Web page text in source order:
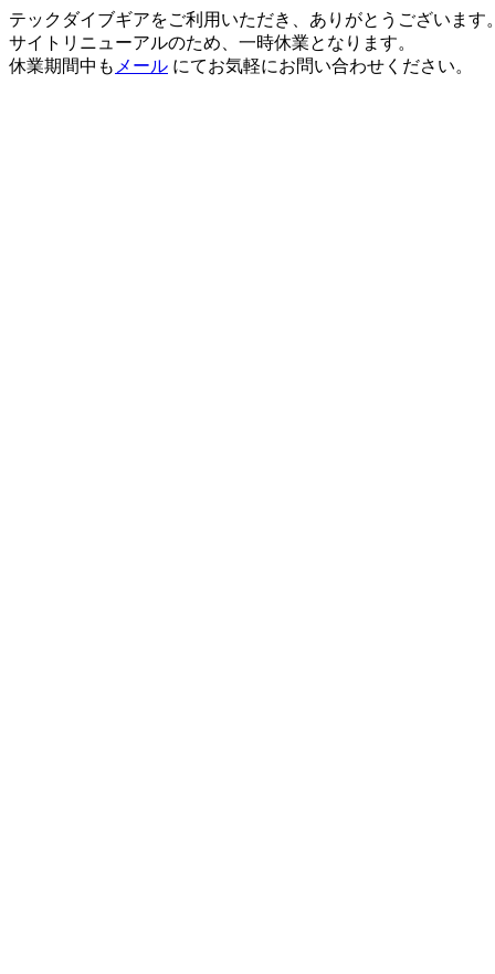
テックダイブギアをご利用いただき、ありがとうございます
サイトリニューアルのため、一時休業となります。
休業期間中も メール にてお気軽にお問い合わせください。